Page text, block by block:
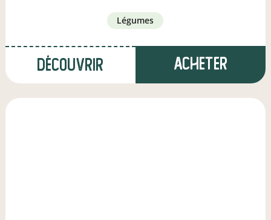
légumes
Découvrir Acheter